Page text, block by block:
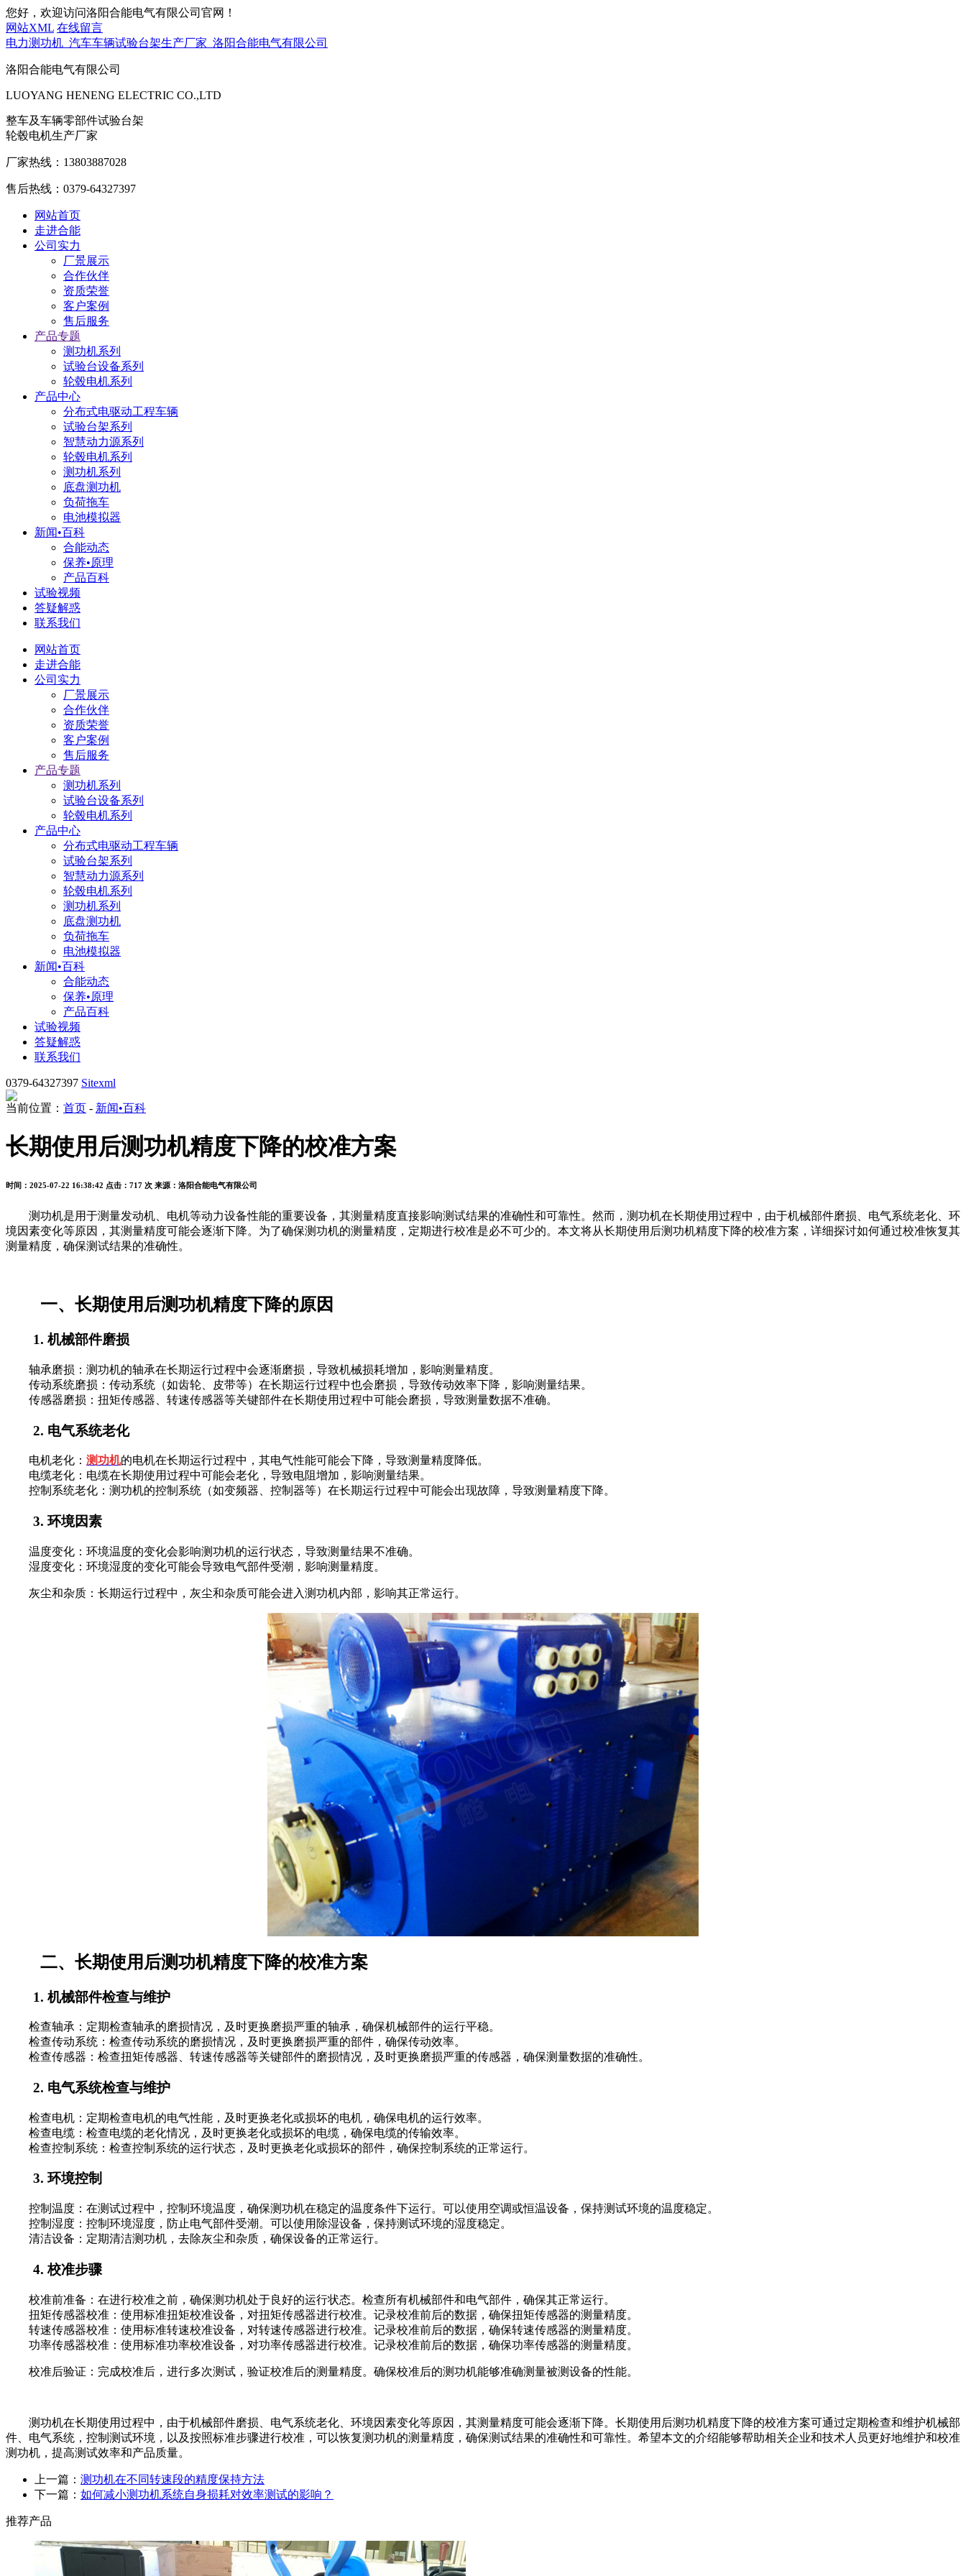
您好，欢迎访问洛阳合能电气有限公司官网！
网站XML 在线留言
电力测功机_汽车车辆试验台架生产厂家_洛阳合能电气有限公司
洛阳合能电气有限公司
LUOYANG HENENG ELECTRIC CO.,LTD
整车及车辆零部件试验台架
轮毂电机生产厂家
厂家热线： 13803887028
售后热线： 0379-64327397
网站首页
走进合能
公司实力
厂景展示
合作伙伴
资质荣誉
客户案例
售后服务
产品专题
测功机系列
试验台设备系列
轮毂电机系列
产品中心
分布式电驱动工程车辆
试验台架系列
智慧动力源系列
轮毂电机系列
测功机系列
底盘测功机
负荷拖车
电池模拟器
新闻•百科
合能动态
保养•原理
产品百科
试验视频
答疑解惑
联系我们
网站首页
走进合能
公司实力
厂景展示
合作伙伴
资质荣誉
客户案例
售后服务
产品专题
测功机系列
试验台设备系列
轮毂电机系列
产品中心
分布式电驱动工程车辆
试验台架系列
智慧动力源系列
轮毂电机系列
测功机系列
底盘测功机
负荷拖车
电池模拟器
新闻•百科
合能动态
保养•原理
产品百科
试验视频
答疑解惑
联系我们
0379-64327397 Sitexml
当前位置： 首页 - 新闻•百科
长期使用后测功机精度下降的校准方案
时间：2025-07-22 16:38:42 点击：717 次 来源：洛阳合能电气有限公司
测功机是用于测量发动机、电机等动力设备性能的重要设备，其测量精度直接影响测试结果的准确性和可靠性。然而，测功机在长期使用过程中，由于机械部件磨损、电气系统老化、环
境因素变化等原因，其测量精度可能会逐渐下降。为了确保测功机的测量精度，定期进行校准是必不可少的。本文将从长期使用后测功机精度下降的校准方案，详细探讨如何通过校准恢复其
测量精度，确保测试结果的准确性。
一、长期使用后测功机精度下降的原因
1. 机械部件磨损
轴承磨损：测功机的轴承在长期运行过程中会逐渐磨损，导致机械损耗增加，影响测量精度。
传动系统磨损：传动系统（如齿轮、皮带等）在长期运行过程中也会磨损，导致传动效率下降，影响测量结果。
传感器磨损：扭矩传感器、转速传感器等关键部件在长期使用过程中可能会磨损，导致测量数据不准确。
2. 电气系统老化
电机老化： 测功机的电机在长期运行过程中，其电气性能可能会下降，导致测量精度降低。
电缆老化：电缆在长期使用过程中可能会老化，导致电阻增加，影响测量结果。
控制系统老化：测功机的控制系统（如变频器、控制器等）在长期运行过程中可能会出现故障，导致测量精度下降。
3. 环境因素
温度变化：环境温度的变化会影响测功机的运行状态，导致测量结果不准确。
湿度变化：环境湿度的变化可能会导致电气部件受潮，影响测量精度。
灰尘和杂质：长期运行过程中，灰尘和杂质可能会进入测功机内部，影响其正常运行。
二、长期使用后测功机精度下降的校准方案
1. 机械部件检查与维护
检查轴承：定期检查轴承的磨损情况，及时更换磨损严重的轴承，确保机械部件的运行平稳。
检查传动系统：检查传动系统的磨损情况，及时更换磨损严重的部件，确保传动效率。
检查传感器：检查扭矩传感器、转速传感器等关键部件的磨损情况，及时更换磨损严重的传感器，确保测量数据的准确性。
2. 电气系统检查与维护
检查电机：定期检查电机的电气性能，及时更换老化或损坏的电机，确保电机的运行效率。
检查电缆：检查电缆的老化情况，及时更换老化或损坏的电缆，确保电缆的传输效率。
检查控制系统：检查控制系统的运行状态，及时更换老化或损坏的部件，确保控制系统的正常运行。
3. 环境控制
控制温度：在测试过程中，控制环境温度，确保测功机在稳定的温度条件下运行。可以使用空调或恒温设备，保持测试环境的温度稳定。
控制湿度：控制环境湿度，防止电气部件受潮。可以使用除湿设备，保持测试环境的湿度稳定。
清洁设备：定期清洁测功机，去除灰尘和杂质，确保设备的正常运行。
4. 校准步骤
校准前准备：在进行校准之前，确保测功机处于良好的运行状态。检查所有机械部件和电气部件，确保其正常运行。
扭矩传感器校准：使用标准扭矩校准设备，对扭矩传感器进行校准。记录校准前后的数据，确保扭矩传感器的测量精度。
转速传感器校准：使用标准转速校准设备，对转速传感器进行校准。记录校准前后的数据，确保转速传感器的测量精度。
功率传感器校准：使用标准功率校准设备，对功率传感器进行校准。记录校准前后的数据，确保功率传感器的测量精度。
校准后验证：完成校准后，进行多次测试，验证校准后的测量精度。确保校准后的测功机能够准确测量被测设备的性能。
测功机在长期使用过程中，由于机械部件磨损、电气系统老化、环境因素变化等原因，其测量精度可能会逐渐下降。长期使用后测功机精度下降的校准方案可通过定期检查和维护机械部
件、电气系统，控制测试环境，以及按照标准步骤进行校准，可以恢复测功机的测量精度，确保测试结果的准确性和可靠性。希望本文的介绍能够帮助相关企业和技术人员更好地维护和校准
测功机，提高测试效率和产品质量。
上一篇： 测功机在不同转速段的精度保持方法
下一篇： 如何减小测功机系统自身损耗对效率测试的影响？
推荐产品